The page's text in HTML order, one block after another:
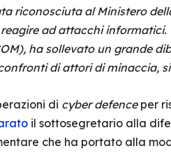
riconosciuta al Ministero
ad attacchi
ha sollevato un grande
di attori di minaccia,
di cyber defenceper
il sottosegretario alla
che ha portato alla